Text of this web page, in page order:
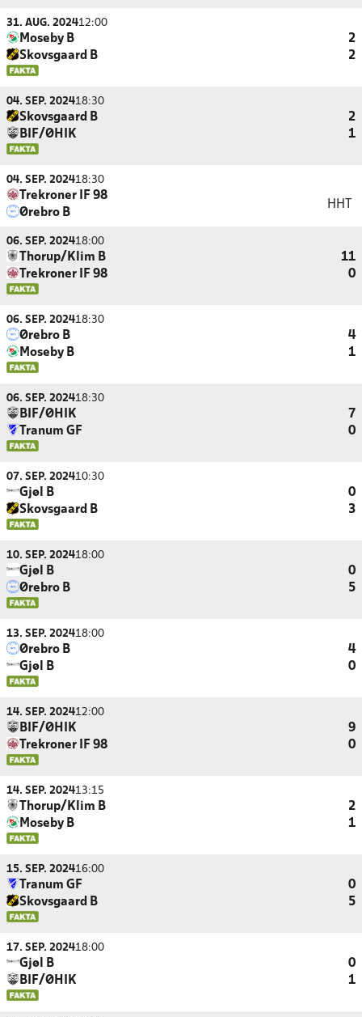
31. AUG. 202412:00
Moseby B
2
Skovsgaard B
2
04. SEP. 202418:30
Skovsgaard B
2
BIF/ØHIK
1
04. SEP. 202418:30
Trekroner IF 98
Ørebro B
HHT
06. SEP. 202418:00
Thorup/Klim B
11
Trekroner IF 98
0
06. SEP. 202418:30
Ørebro B
4
Moseby B
1
06. SEP. 202418:30
BIF/ØHIK
7
Tranum GF
0
07. SEP. 202410:30
Gjøl B
0
Skovsgaard B
3
10. SEP. 202418:00
Gjøl B
0
Ørebro B
5
13. SEP. 202418:00
Ørebro B
4
Gjøl B
0
14. SEP. 202412:00
BIF/ØHIK
9
Trekroner IF 98
0
14. SEP. 202413:15
Thorup/Klim B
2
Moseby B
1
15. SEP. 202416:00
Tranum GF
0
Skovsgaard B
5
17. SEP. 202418:00
Gjøl B
0
BIF/ØHIK
1